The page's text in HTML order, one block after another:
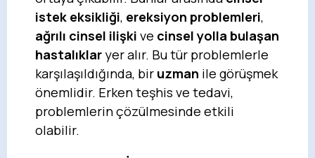
istek eksikliği, ereksiyon problemleri,
ağrılı cinsel ilişki ve cinsel yolla bulaşan
hastalıklar yer alır. Bu tür problemlerle
karşılaşıldığında, bir uzman ile görüşmek
önemlidir. Erken teşhis ve tedavi,
problemlerin çözülmesinde etkili
olabilir.